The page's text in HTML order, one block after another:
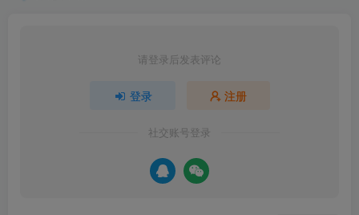
请登录后发表评论
登录 注册
社交账号登录